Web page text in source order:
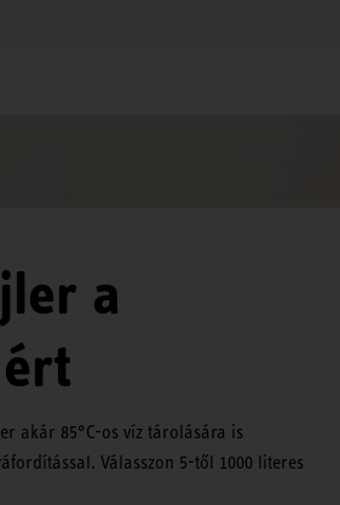
a
akár 85°C-os víz tárolására is
Válasszon 5-től 1000 literes